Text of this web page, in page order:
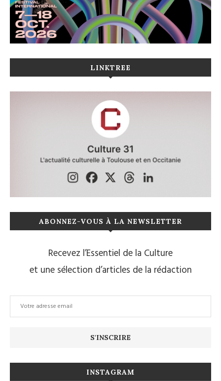
LINKTREE
ABONNEZ-VOUS À LA NEWSLETTER
Recevez l’Essentiel de la Culture
et une sélection d’articles de la rédaction
INSTAGRAM